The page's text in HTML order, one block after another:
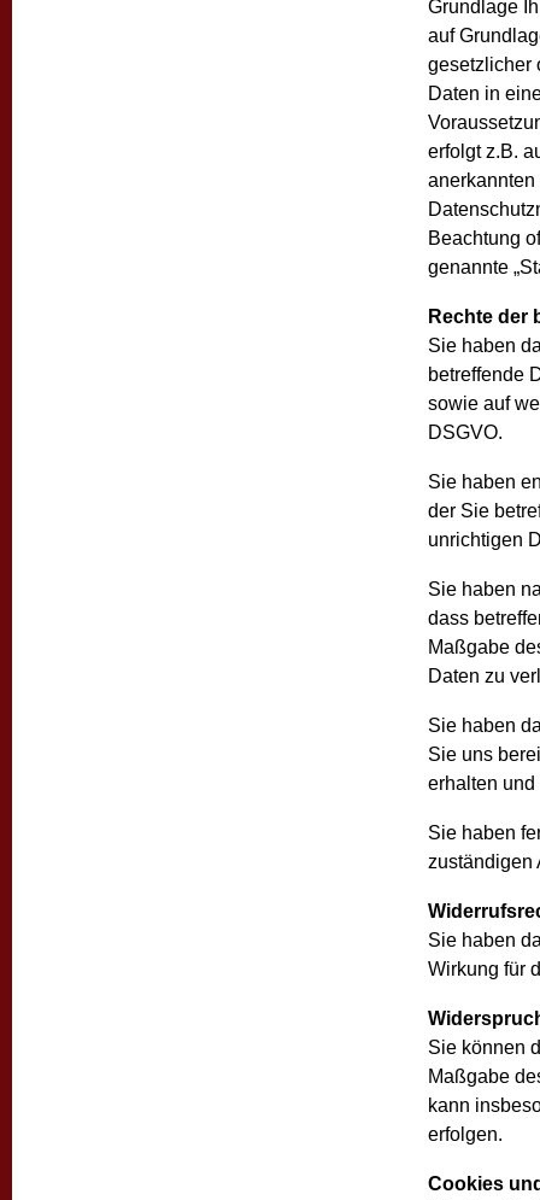
Grundlage
auf
gesetzlicher
Daten in
erfolgt z.B.
Beachtung
genannte
Rechte der
Sie haben
betreffende
sowie auf
DSGVO.
Sie haben
der Sie
unrichtigen
Sie haben
dass
Maßgabe
Daten zu
Sie haben
Sie uns
erhalten
Sie haben
zuständigen
Sie haben
Wirkung für
Sie können
Maßgabe
kann
erfolgen.
Cookies